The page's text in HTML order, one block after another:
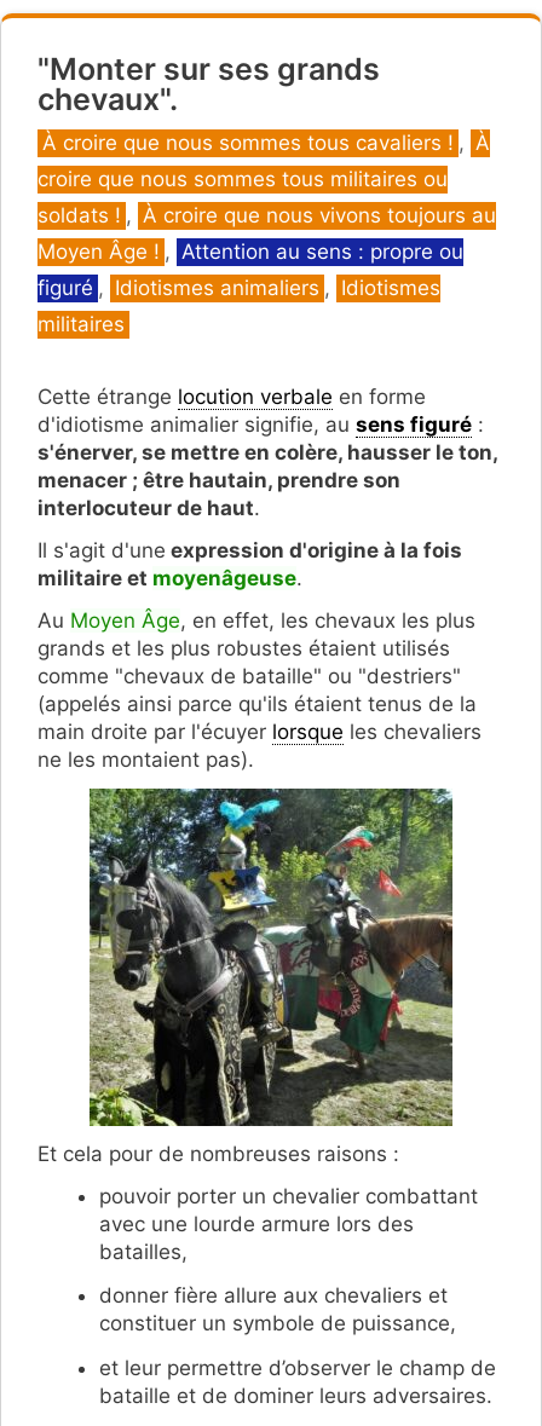
"Monter sur ses grands
chevaux".
Catégories
À croire que nous sommes tous cavaliers ! , À
croire que nous sommes tous militaires ou
soldats ! , À croire que nous vivons toujours au
Moyen Âge ! , Attention au sens : propre ou
figuré , Idiotismes animaliers , Idiotismes
militaires
Cette étrange locution verbale en forme
d'idiotisme animalier signifie, au sens figuré :
s'énerver, se mettre en colère, hausser le ton,
menacer ; être hautain, prendre son
interlocuteur de haut.
Il s'agit d'une expression d'origine à la fois
militaire et moyenâgeuse.
Au Moyen Âge, en effet, les chevaux les plus
grands et les plus robustes étaient utilisés
comme "chevaux de bataille" ou "destriers"
(appelés ainsi parce qu'ils étaient tenus de la
main droite par l'écuyer lorsque les chevaliers
ne les montaient pas).
Et cela pour de nombreuses raisons :
pouvoir porter un chevalier combattant
avec une lourde armure lors des
batailles,
donner fière allure aux chevaliers et
constituer un symbole de puissance,
et leur permettre d’observer le champ de
bataille et de dominer leurs adversaires.